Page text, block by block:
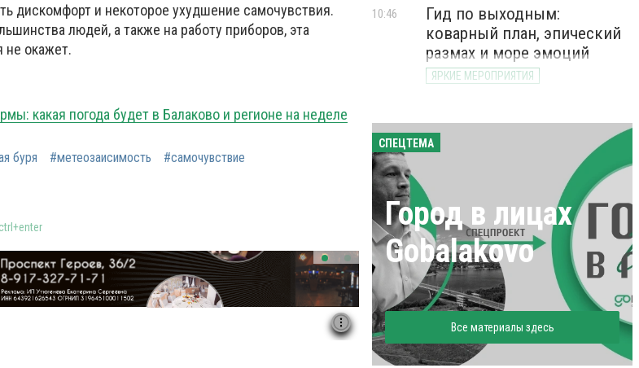
дискомфорт и некоторое ухудшение самочувствия.
людей, а также на работу приборов, эта
не окажет.
какая погода будет в Балаково и регионе на неделе
буря #метеозаисимость #самочувствие
Гид по выходным:
коварный план, эпический
размах и море эмоций
ЯРКИЕ МЕРОПРИЯТИЯ
10:46
СПЕЦТЕМА
Город в лицах
Gobalakovo
Все материалы здесь